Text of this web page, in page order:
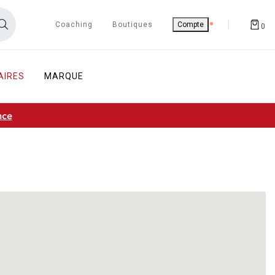
Coaching Boutiques Compte 0
MARQUE